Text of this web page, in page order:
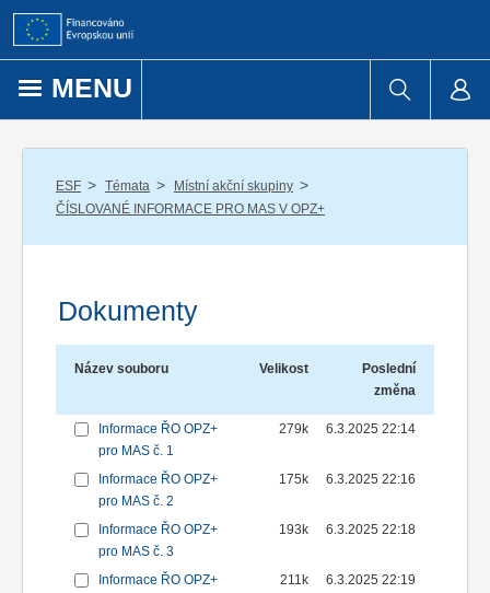
Přejít k obsahu
MENU
ESF / Témata / Místní akční skupiny /
ČÍSLOVANÉ INFORMACE PRO MAS V OPZ+
Dokumenty
Název souboru Velikost
Poslední
změna
Informace ŘO OPZ+
pro MAS č. 1
279k 6.3.2025 22:14
Informace ŘO OPZ+
pro MAS č. 2
175k 6.3.2025 22:16
Informace ŘO OPZ+
pro MAS č. 3
193k 6.3.2025 22:18
Informace ŘO OPZ+
211k 6.3.2025 22:19